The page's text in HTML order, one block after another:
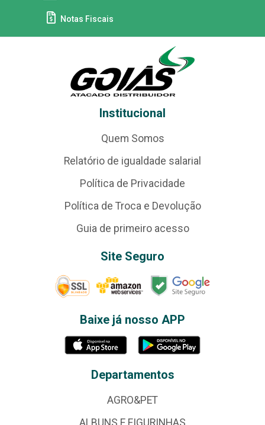
Notas Fiscais
Institucional
Quem Somos
Relatório de igualdade salarial
Política de Privacidade
Política de Troca e Devolução
Guia de primeiro acesso
Site Seguro
Baixe já nosso APP
Departamentos
AGRO&PET